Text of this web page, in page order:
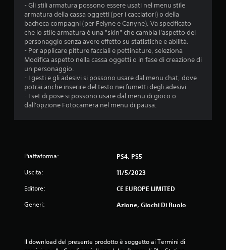
- Gli stili armatura possono essere usati nel menu stile
armatura della cassa oggetti (per i cacciatori) o della
bacheca compagni (per Felyne e Canyne). Va specificato
che lo stile armatura è una "skin" che cambia l'aspetto del
personaggio senza avere effetto su statistiche e abilità.
- Per applicare pitture facciali e pettinature, seleziona
Modifica aspetto nella cassa oggetti o in fase di creazione di
un personaggio.
- I gesti e gli adesivi si possono usare dal menu chat, dove
potrai anche inserire del testo nei fumetti degli adesivi.
- I set di pose si possono usare dal menu di gioco o
dall'opzione Fotocamera nel menu di pausa.
Piattaforma: PS4, PS5
Uscita: 11/5/2023
Editore: CE EUROPE LIMITED
Generi: Azione, Giochi Di Ruolo
Il download del presente prodotto è soggetto ai Termini di